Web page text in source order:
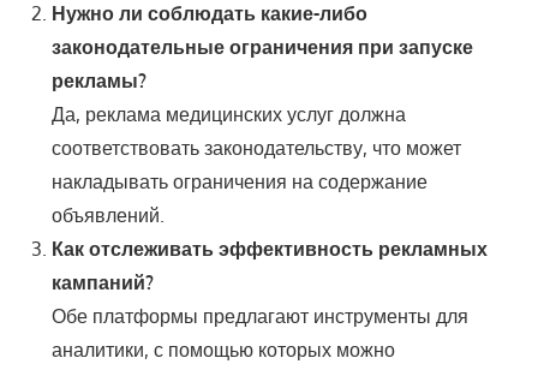
Нужно ли соблюдать какие-либо
законодательные ограничения при запуске
рекламы?
Да, реклама медицинских услуг должна
соответствовать законодательству, что может
накладывать ограничения на содержание
объявлений.
Как отслеживать эффективность рекламных
кампаний?
Обе платформы предлагают инструменты для
аналитики, с помощью которых можно